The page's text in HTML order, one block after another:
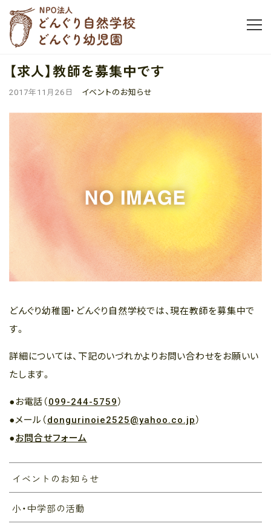
【求人】教師を募集中です
2017年11月26日 イベントのお知らせ
どんぐり幼稚園・どんぐり自然学校では、現在教師を募集中で
す。
詳細については、下記のいづれかよりお問い合わせをお願いい
たします。
●お電話（099-244-5759）
●メール（dongurinoie2525@yahoo.co.jp）
●お問合せフォーム
イベントのお知らせ
小・中学部の活動